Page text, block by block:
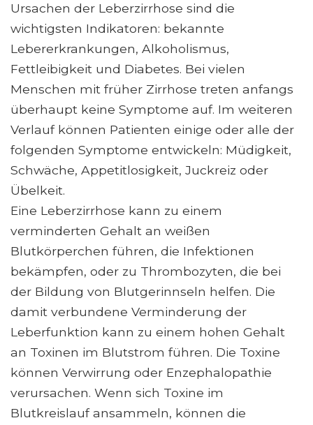
Ursachen der Leberzirrhose sind die
wichtigsten Indikatoren: bekannte
Lebererkrankungen, Alkoholismus,
Fettleibigkeit und Diabetes. Bei vielen
Menschen mit früher Zirrhose treten anfangs
überhaupt keine Symptome auf. Im weiteren
Verlauf können Patienten einige oder alle der
folgenden Symptome entwickeln: Müdigkeit,
Schwäche, Appetitlosigkeit, Juckreiz oder
Übelkeit.
Eine Leberzirrhose kann zu einem
verminderten Gehalt an weißen
Blutkörperchen führen, die Infektionen
bekämpfen, oder zu Thrombozyten, die bei
der Bildung von Blutgerinnseln helfen. Die
damit verbundene Verminderung der
Leberfunktion kann zu einem hohen Gehalt
an Toxinen im Blutstrom führen. Die Toxine
können Verwirrung oder Enzephalopathie
verursachen. Wenn sich Toxine im
Blutkreislauf ansammeln, können die